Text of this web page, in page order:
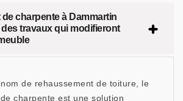
charpente à Dammartin
des travaux qui modifieront
de rehaussement de toiture, le
charpente est une solution